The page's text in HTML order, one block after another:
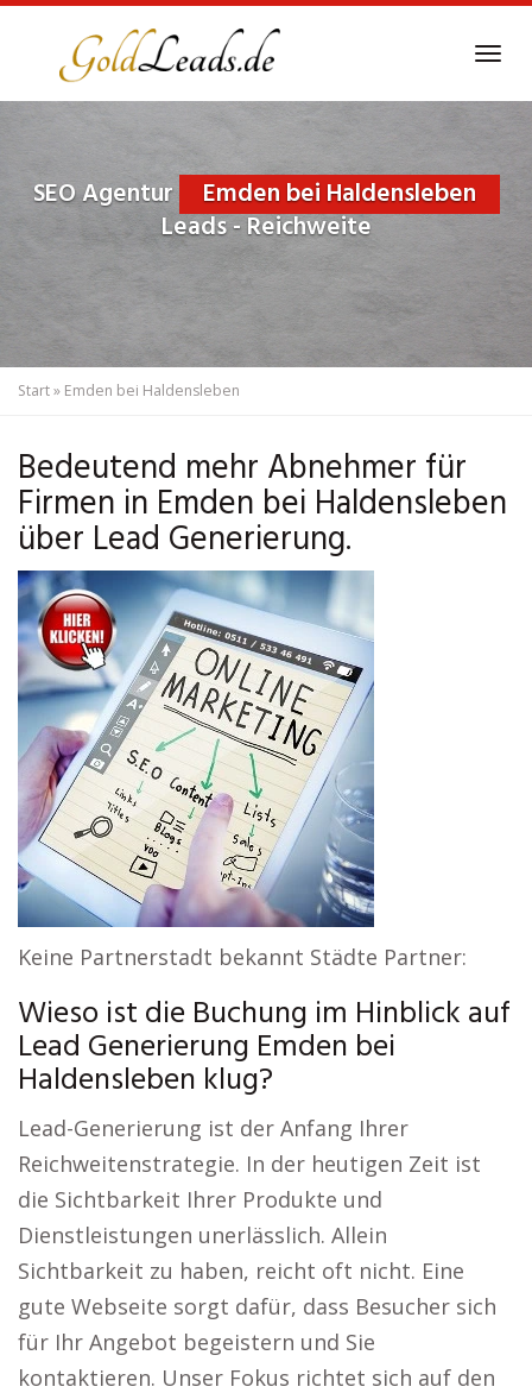
SEO Agentur
Emden bei Haldensleben
Leads - Reichweite
Start» Emden bei Haldensleben
Bedeutend mehr Abnehmer für
Firmen in Emden bei Haldensleben
über Lead Generierung.
Keine Partnerstadt bekannt Städte Partner:
Wieso ist die Buchung im Hinblick auf
Lead Generierung Emden bei
Haldensleben klug?
Lead-Generierung ist der Anfang Ihrer
Reichweitenstrategie. In der heutigen Zeit ist
die Sichtbarkeit Ihrer Produkte und
Dienstleistungen unerlässlich. Allein
Sichtbarkeit zu haben, reicht oft nicht. Eine
gute Webseite sorgt dafür, dass Besucher sich
für Ihr Angebot begeistern und Sie
kontaktieren. Unser Fokus richtet sich auf den